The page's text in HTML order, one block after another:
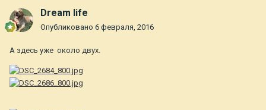
Dream life
Опубликовано 6 февраля, 2016
А здесь уже около двух.